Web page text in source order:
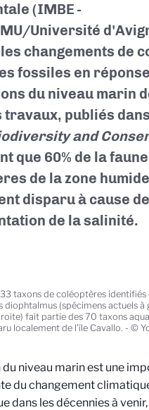
(IMBE -
Université
changements de
fossiles en
du niveau marin
travaux, publiés
and
que 60% de la
de la zone
disparu à cause de
de la salinité.
taxons de coléoptères identifiés
diophtalmus (spécimens actuels à
fait partie des 70 taxons
localement de l’île Cavallo. - ©
du niveau marin est une
du changement
dans les décennies à